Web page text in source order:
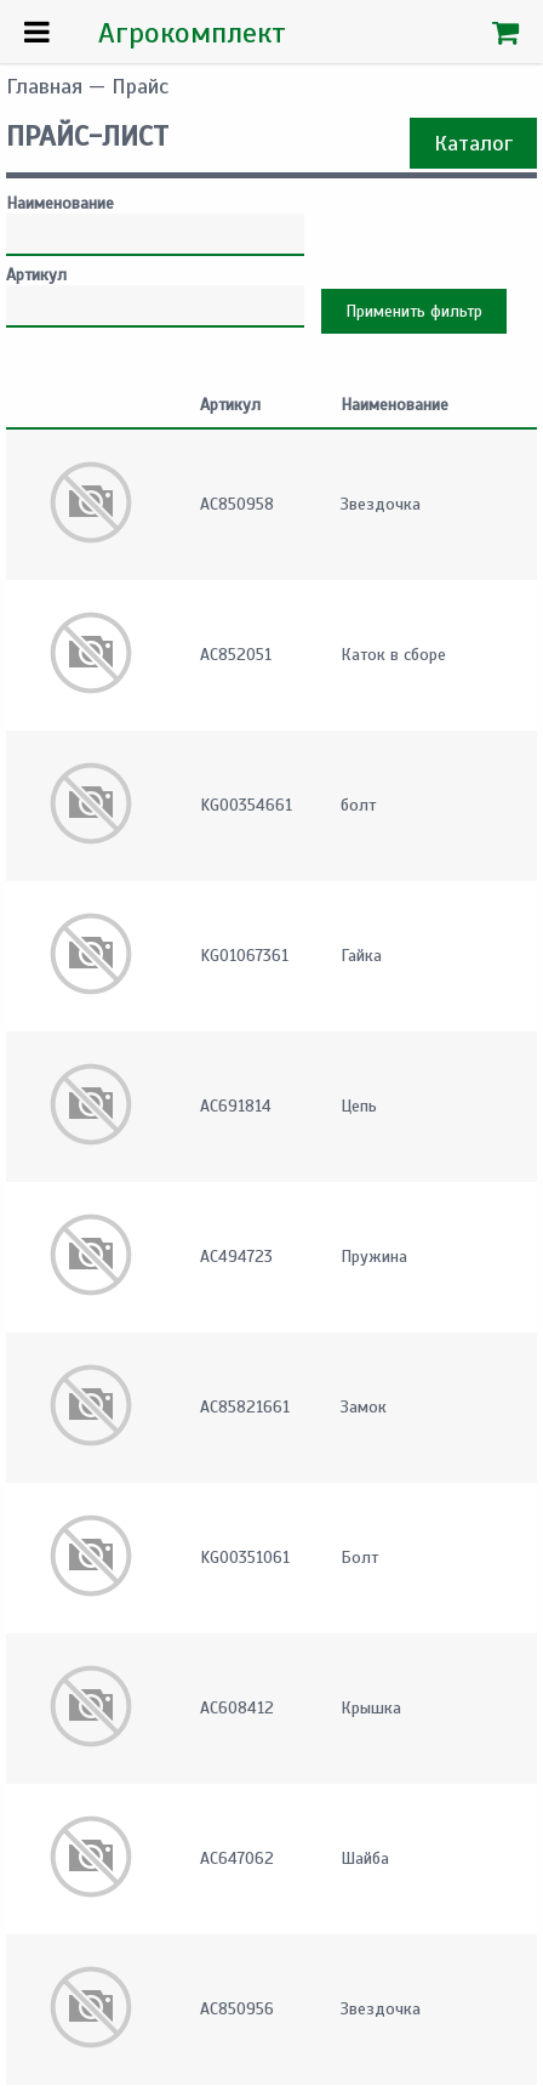
Главная — Прайс
ПРАЙС-ЛИСТ Каталог
Наименование
Артикул
Артикул Наименование
AC850958 Звездочка
AC852051 Каток в сборе
KG00354661 болт
KG01067361 Гайка
AC691814 Цепь
AC494723 Пружина
AC85821661 Замок
KG00351061 Болт
AC608412 Крышка
AC647062 Шайба
AC850956 Звездочка
Агрокомплект